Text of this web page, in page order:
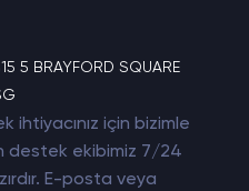
5 BRAYFORD SQUARE
için bizimle
destek ekibimiz 7/24
E-posta veya